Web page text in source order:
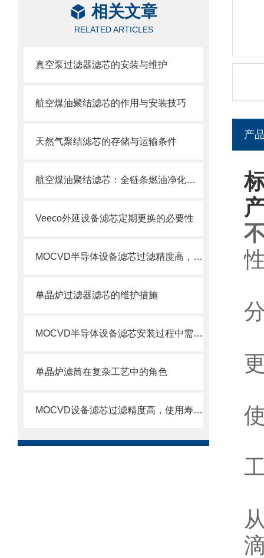
相关文章
RELATED ARTICLES
真空泵过滤器滤芯的安装与维护
航空煤油聚结滤芯的作用与安装技巧
天然气聚结滤芯的存储与运输条件
航空煤油聚结滤芯：全链条燃油净化的关键配套
Veeco外延设备滤芯定期更换的必要性
MOCVD半导体设备滤芯过滤精度高，使用寿命长
单晶炉过滤器滤芯的维护措施
MOCVD半导体设备滤芯安装过程中需要注意的几个关键步骤
单晶炉滤筒在复杂工艺中的角色
MOCVD设备滤芯过滤精度高，使用寿命长
产